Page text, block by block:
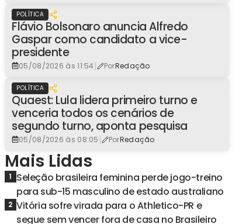
POLÍTICA
Flávio Bolsonaro anuncia Alfredo
Gaspar como candidato a vice-
presidente
05/08/2026 às 11:54 | PorRedação
POLÍTICA
Quaest: Lula lidera primeiro turno e
venceria todos os cenários de
segundo turno, aponta pesquisa
05/08/2026 às 08:05 | PorRedação
Mais Lidas
1 Seleção brasileira feminina perde jogo-treino
para sub-15 masculino de estado australiano
2 Vitória sofre virada para o Athletico-PR e
segue sem vencer fora de casa no Brasileiro